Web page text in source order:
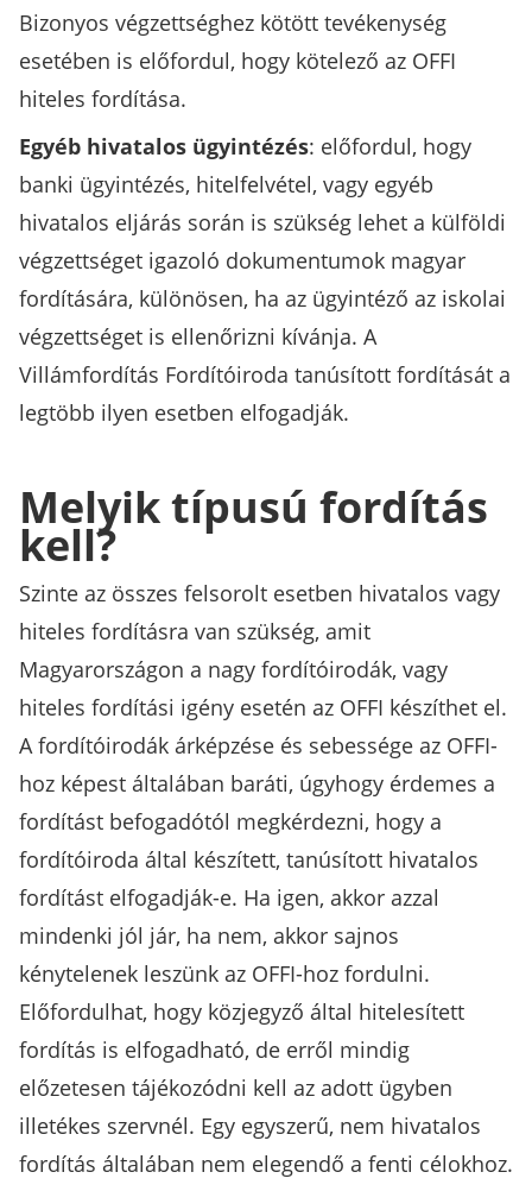
Bizonyos végzettséghez kötött tevékenység
esetében is előfordul, hogy kötelező az OFFI
hiteles fordítása.
Egyéb hivatalos ügyintézés: előfordul, hogy
banki ügyintézés, hitelfelvétel, vagy egyéb
hivatalos eljárás során is szükség lehet a külföldi
végzettséget igazoló dokumentumok magyar
fordítására, különösen, ha az ügyintéző az iskolai
végzettséget is ellenőrizni kívánja. A
Villámfordítás Fordítóiroda tanúsított fordítását a
legtöbb ilyen esetben elfogadják.
Melyik típusú fordítás
kell?
Szinte az összes felsorolt esetben hivatalos vagy
hiteles fordításra van szükség, amit
Magyarországon a nagy fordítóirodák, vagy
hiteles fordítási igény esetén az OFFI készíthet el.
A fordítóirodák árképzése és sebessége az OFFI-
hoz képest általában baráti, úgyhogy érdemes a
fordítást befogadótól megkérdezni, hogy a
fordítóiroda által készített, tanúsított hivatalos
fordítást elfogadják-e. Ha igen, akkor azzal
mindenki jól jár, ha nem, akkor sajnos
kénytelenek leszünk az OFFI-hoz fordulni.
Előfordulhat, hogy közjegyző által hitelesített
fordítás is elfogadható, de erről mindig
előzetesen tájékozódni kell az adott ügyben
illetékes szervnél. Egy egyszerű, nem hivatalos
fordítás általában nem elegendő a fenti célokhoz.